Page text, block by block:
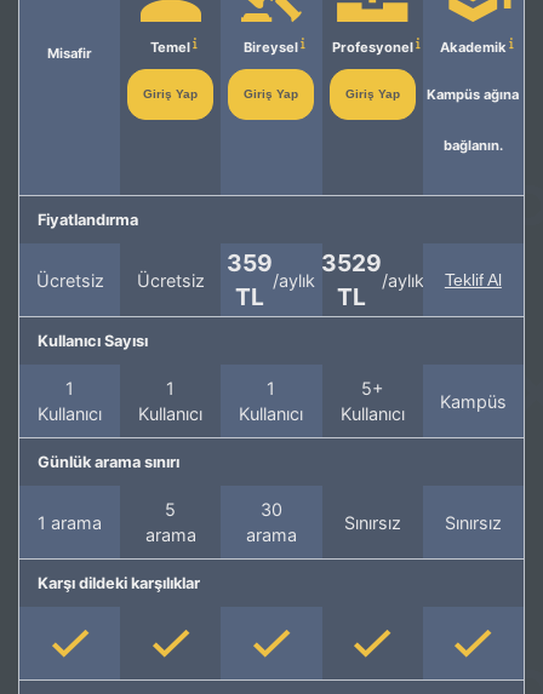
Misafir Temel
Giriş Yap
Bireysel
Giriş Yap
Profesyonel
Giriş Yap
Akademik
Kampüs ağına
bağlanın.
Fiyatlandırma
Ücretsiz Ücretsiz
359
TL
/aylık
3529
TL
/aylık Teklif Al
Kullanıcı Sayısı
1
Kullanıcı
1
Kullanıcı
1
Kullanıcı
5+
Kullanıcı
Kampüs
Günlük arama sınırı
1 arama
5
arama
30
arama
Sınırsız Sınırsız
Karşı dildeki karşılıklar